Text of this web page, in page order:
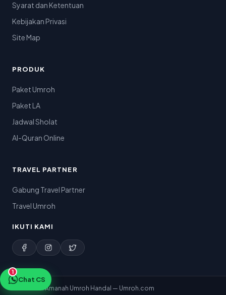
Syarat dan Ketentuan
Kebijakan Privasi
Site Map
PRODUK
Paket Umroh
Paket LA
Jadwal Sholat
Al-Quran Online
TRAVEL PARTNER
Gabung Travel Partner
Travel Umroh
IKUTI KAMI
© 2026 PT. Amanah Umroh Handal — Umroh.com
Chat CS
1